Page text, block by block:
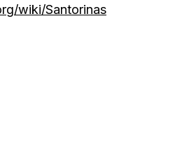
wiki/Santorinas